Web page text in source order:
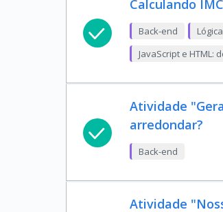
Calculando
Back-end
JavaScript e
Atividade
arredondar?
Back-end
Atividade